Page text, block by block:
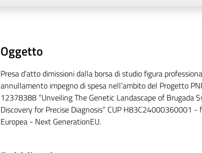
Oggetto
Presa d’atto dimissioni dalla borsa di studio figura
annullamento impegno di spesa nell’ambito del Progetto
12378388 “Unveiling The Genetic Landascape of Brugada
Discovery for Precise Diagnosis” CUP H83C24000360001
Europea - Next GenerationEU.